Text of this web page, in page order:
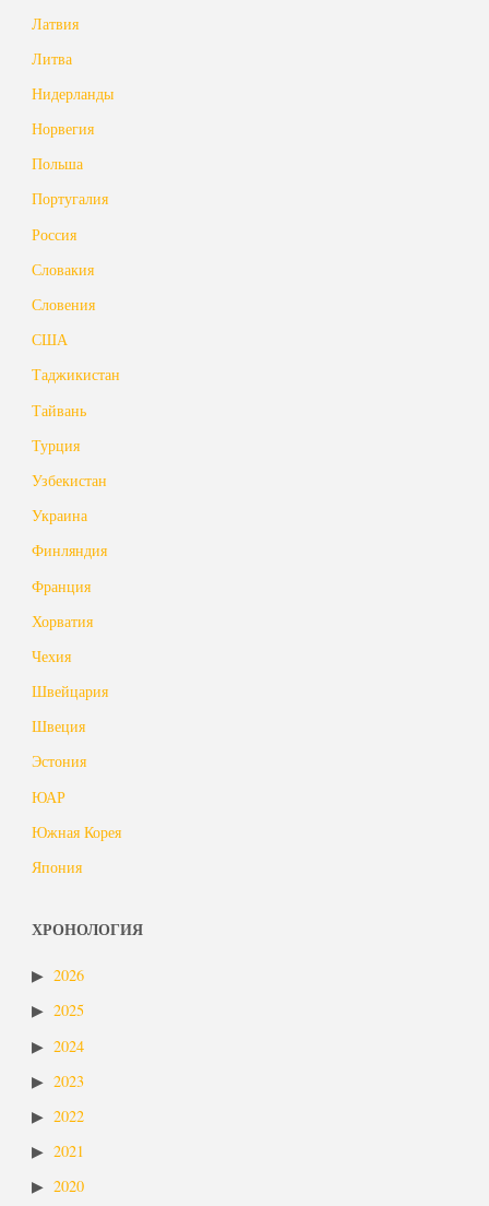
Латвия
Литва
Нидерланды
Норвегия
Польша
Португалия
Россия
Словакия
Словения
США
Таджикистан
Тайвань
Турция
Узбекистан
Украина
Финляндия
Франция
Хорватия
Чехия
Швейцария
Швеция
Эстония
ЮАР
Южная Корея
Япония
ХРОНОЛОГИЯ
2026
2025
2024
2023
2022
2021
2020